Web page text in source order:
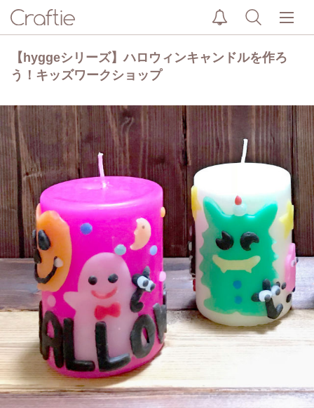
【hyggeシリーズ】ハロウィンキャンドルを作ろ
う！キッズワークショップ